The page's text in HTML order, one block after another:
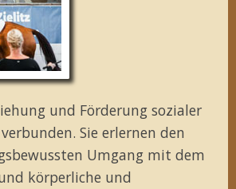
und Förderung sozialer
Sie erlernen den
Umgang mit dem
körperliche und